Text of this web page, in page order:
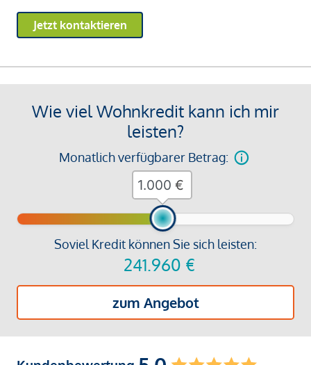
Jetzt kontaktieren
Wie viel Wohnkredit kann ich mir
leisten?
Monatlich verfügbarer Betrag:
Soviel Kredit können Sie sich leisten:
241.960 €
zum Angebot
€